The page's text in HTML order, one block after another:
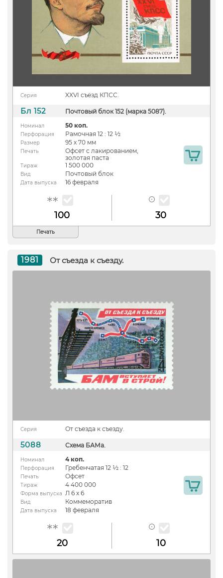
Серия XXVI съезд КПСС.
Бл 152 Почтовый блок 152 (марка 5087).
Номинал 50 коп.
Перфорация Рамочная 12 : 12 ½
Размер 95 х 70 мм
Печать
Офсет с лакированием,
золотая паста
Тираж 1 500 000
Вид Почтовый блок
Дата выпуска 16 февраля
100 30
Печать
1981 От съезда к съезду.
Серия От съезда к съезду.
5088 Схема БАМа.
Номинал 4 коп.
Перфорация Гребенчатая 12 ½ : 12
Печать Офсет
Тираж 4 400 000
Форма выпуска Л 6 х 6
Вид Коммеморатив
Дата выпуска 18 февраля
20 10